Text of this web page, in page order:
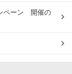
ペーン 開催の